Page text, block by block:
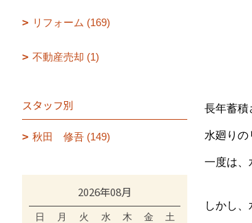
長年蓄積
水廻りの
一度は、
しかし
リフォーム (169)
不動産売却 (1)
スタッフ別
秋田 修吾 (149)
2026年08月
日 月 火 水 木 金
土